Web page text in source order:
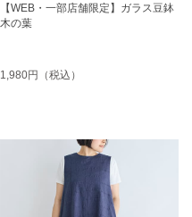
【WEB・一部店舗限定】ガラス豆鉢
木の葉
1,980円（税込）